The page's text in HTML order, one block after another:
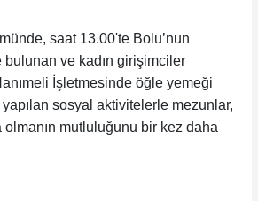
saat 13.00'te Bolu’nun
bulunan ve kadın girişimciler
İşletmesinde öğle yemeği
sosyal aktivitelerle mezunlar,
olmanın mutluluğunu bir kez daha